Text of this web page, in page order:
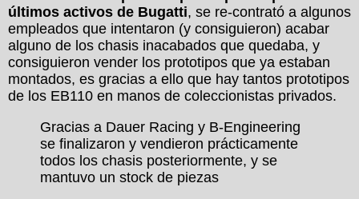
últimos activos de Bugatti, se re-contrató a algunos
empleados que intentaron (y consiguieron) acabar
alguno de los chasis inacabados que quedaba, y
consiguieron vender los prototipos que ya estaban
montados, es gracias a ello que hay tantos prototipos
de los EB110 en manos de coleccionistas privados.
Gracias a Dauer Racing y B-Engineering
se finalizaron y vendieron prácticamente
todos los chasis posteriormente, y se
mantuvo un stock de piezas